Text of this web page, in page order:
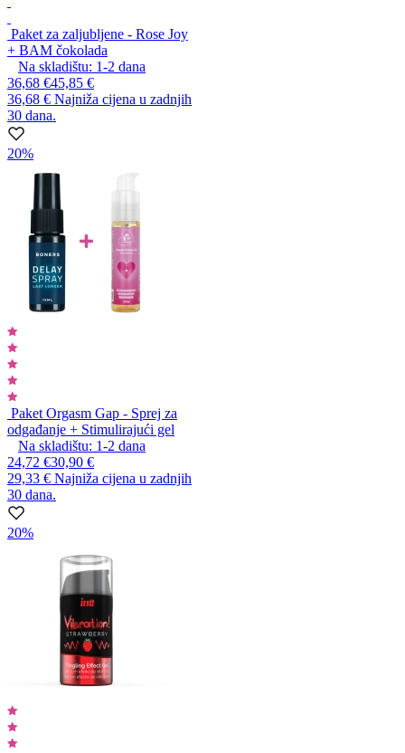
Paket za zaljubljene - Rose Joy
+ BAM čokolada
Na skladištu: 1-2 dana
36,68 €45,85 €
36,68 € Najniža cijena u zadnjih
30 dana.
20%
Paket Orgasm Gap - Sprej za
odgađanje + Stimulirajući gel
Na skladištu: 1-2 dana
24,72 €30,90 €
29,33 € Najniža cijena u zadnjih
30 dana.
20%